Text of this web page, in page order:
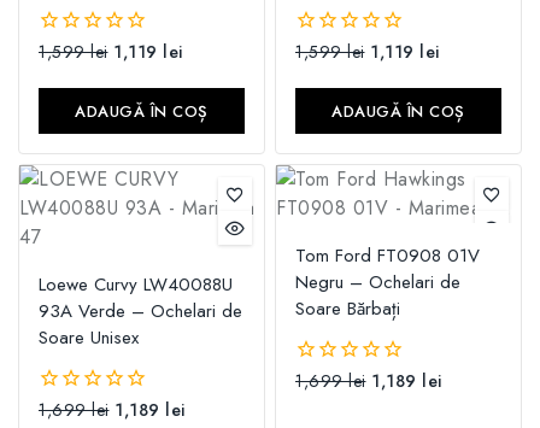
0
5
1,599lei 1,119 lei
ADAUGĂ ÎN COȘ
0
5
1,599lei 1,119 lei
ADAUGĂ ÎN COȘ
Loewe Curvy LW40088U
93A Verde – Ochelari de
Soare Unisex
0
1,699lei 1,189 lei
Tom Ford FT0908 01V
Negru – Ochelari de
Soare Bărbați
0
1,699lei 1,189 lei